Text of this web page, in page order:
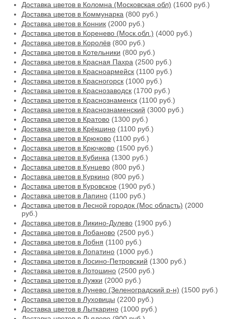
Доставка цветов в Коломна (Московская обл) (1600 руб.)
Доставка цветов в Коммунарка (800 руб.)
Доставка цветов в Конник (2000 руб.)
Доставка цветов в Коренево (Моск.обл.) (4000 руб.)
Доставка цветов в Королёв (800 руб.)
Доставка цветов в Котельники (800 руб.)
Доставка цветов в Красная Пахра (2500 руб.)
Доставка цветов в Красноармейск (1100 руб.)
Доставка цветов в Красногорск (1000 руб.)
Доставка цветов в Краснозаводск (1700 руб.)
Доставка цветов в Краснознаменск (1100 руб.)
Доставка цветов в Краснознаменский (3000 руб.)
Доставка цветов в Кратово (1300 руб.)
Доставка цветов в Крёкшино (1100 руб.)
Доставка цветов в Крюково (1100 руб.)
Доставка цветов в Крючково (1500 руб.)
Доставка цветов в Кубинка (1300 руб.)
Доставка цветов в Кунцево (800 руб.)
Доставка цветов в Куркино (800 руб.)
Доставка цветов в Куровское (1900 руб.)
Доставка цветов в Лапино (1100 руб.)
Доставка цветов в Лесной городок (Мос область) (2000
руб.)
Доставка цветов в Ликино-Дулево (1900 руб.)
Доставка цветов в Лобаново (2500 руб.)
Доставка цветов в Лобня (1100 руб.)
Доставка цветов в Лопатино (1000 руб.)
Доставка цветов в Лосино-Петровский (1300 руб.)
Доставка цветов в Лотошино (2500 руб.)
Доставка цветов в Лужки (2000 руб.)
Доставка цветов в Лунево (Зеленоградский р-н) (1500 руб.)
Доставка цветов в Луховицы (2200 руб.)
Доставка цветов в Лыткарино (1000 руб.)